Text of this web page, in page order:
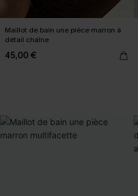
Maillot de bain une pièce marron à
détail chaîne
45,00 €